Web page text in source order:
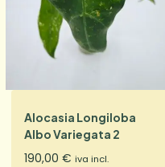
Alocasia Longiloba
Albo Variegata 2
190,00€ iva incl.